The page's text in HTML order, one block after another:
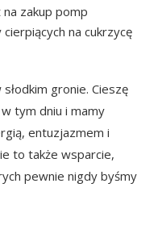
zakup pomp
na cukrzycę
gronie. Cieszę
tym dniu i mamy
entuzjazmem i
to także wsparcie,
pewnie nigdy byśmy